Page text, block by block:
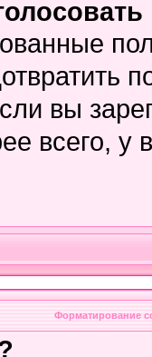
вы
всего,
Форматирование